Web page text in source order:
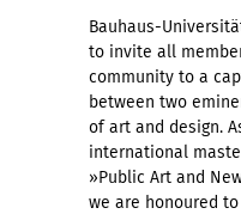
Bauhaus-
to invite all
community to a
between two
of art and design.
international
»Public Art and
we are honoured